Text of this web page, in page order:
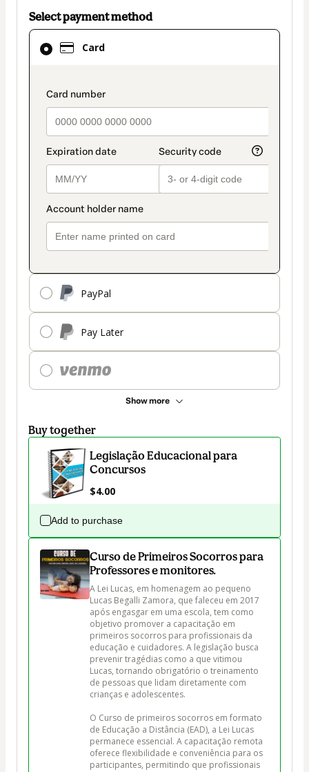
Select payment method
Card
payment_data.section_title_v2
PayPal
Pay Later
Show more
Card
selected
method
Buy together
Legislação Educacional para
Concursos
$4.00
Add to purchase
Curso de Primeiros Socorros para
Professores e monitores.
A Lei Lucas, em homenagem ao pequeno
Lucas Begalli Zamora, que faleceu em 2017
após engasgar em uma escola, tem como
objetivo promover a capacitação em
primeiros socorros para profissionais da
educação e cuidadores. A legislação busca
prevenir tragédias como a que vitimou
Lucas, tornando obrigatório o treinamento
de pessoas que lidam diretamente com
crianças e adolescentes.
O Curso de primeiros socorros em formato
de Educação a Distância (EAD), a Lei Lucas
permanece essencial. A capacitação remota
oferece flexibilidade e conveniência para os
participantes, permitindo que profissionais